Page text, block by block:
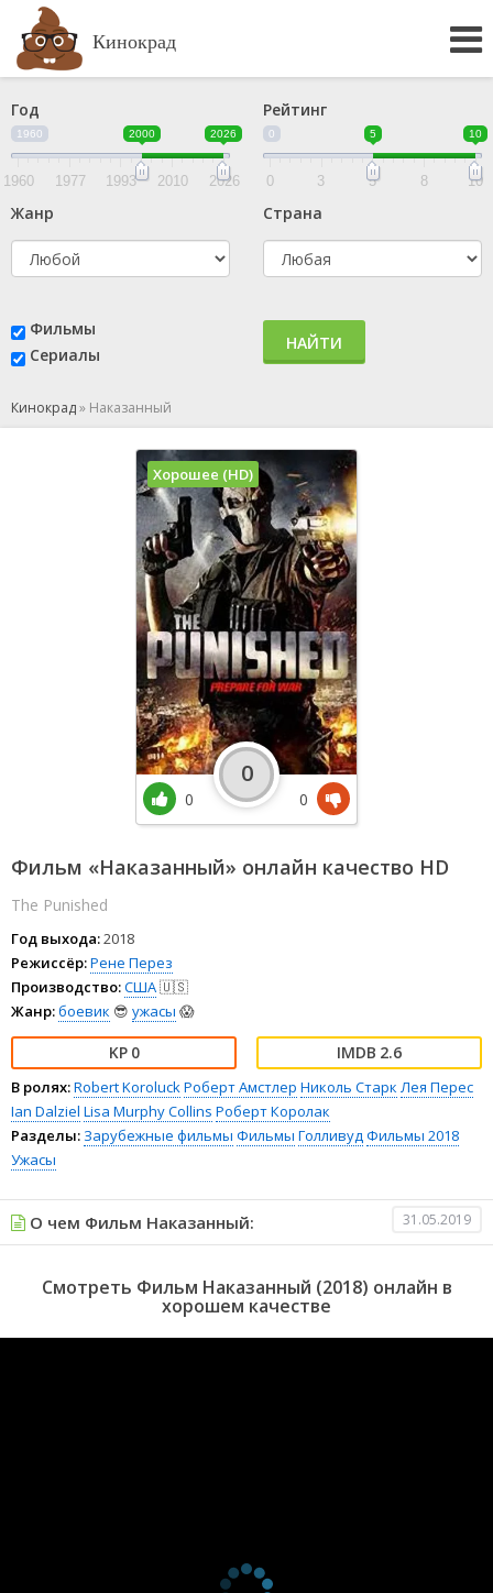
Кинокрад
Год
1960 2000 2026
1960 1977 1993 2010 2026
Рейтинг
0 5 10
0 3 5 8 10
Жанр Страна
Фильмы
Сериалы
НАЙТИ
Кинокрад» Наказанный
Фильм «Наказанный» онлайн качество HD
The Punished
Год выхода:2018
Режиссёр:Рене Перез
Производство:США🇺🇸
Жанр:боевик 😎 ужасы 😱
0 2.6
В ролях:Robert KoroluckРоберт Амстлер Николь Старк Лея Перес
Ian Dalziel Lisa Murphy Collins Роберт Королак
Разделы: Зарубежные фильмы Фильмы ГолливудФильмы 2018
Ужасы
Хорошее (HD)
0
0
0
О чем Фильм Наказанный: 31.05.2019
Смотреть Фильм Наказанный (2018) онлайн в
хорошем качестве